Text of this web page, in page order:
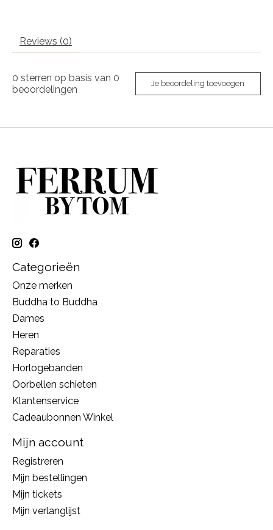
Reviews (0)
0 sterren op basis van 0
beoordelingen
Je beoordeling toevoegen
Categorieën
Onze merken
Buddha to Buddha
Dames
Heren
Reparaties
Horlogebanden
Oorbellen schieten
Klantenservice
Cadeaubonnen Winkel
Mijn account
Registreren
Mijn bestellingen
Mijn tickets
Mijn verlanglijst